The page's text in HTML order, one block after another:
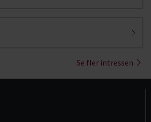
Se fler intressen